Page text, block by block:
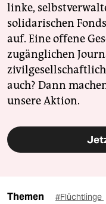
linke,
solidarischen
auf. Eine offene
zugänglichen
auch? Dann
unsere Aktion.
Themen #Flüchtlinge